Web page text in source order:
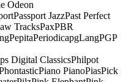
Odeon
Passport JazzPast Perfect
TracksPaxPBR
PepitaPeriodicapgLangPGP
Digital ClassicsPhilpot
Piano PianoPiasPick